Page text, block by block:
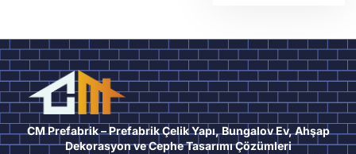
CM Prefabrik – Prefabrik Çelik Yapı, Bungalov Ev, Ahşap
Dekorasyon ve Cephe Tasarımı Çözümleri